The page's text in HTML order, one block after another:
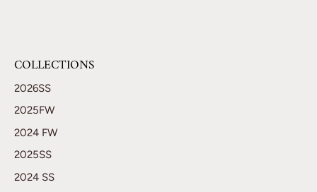
COLLECTIONS
2026SS
2025FW
2024 FW
2025SS
2024 SS